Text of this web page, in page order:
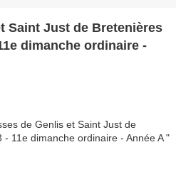
Saint Just de Bretenières
dimanche ordinaire -